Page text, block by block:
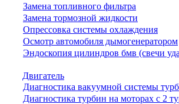
Замена топливного фильтра
Замена тормозной жидкости
Опрессовка системы охлаждения
Осмотр автомобиля дымогенератором
Эндоскопия цилиндров бмв (свечи
Двигатель
Диагностика вакуумной системы
Диагностика турбин на моторах с 2